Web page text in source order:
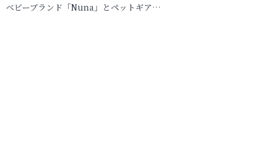
ベビーブランド「Nuna」とペットギア…